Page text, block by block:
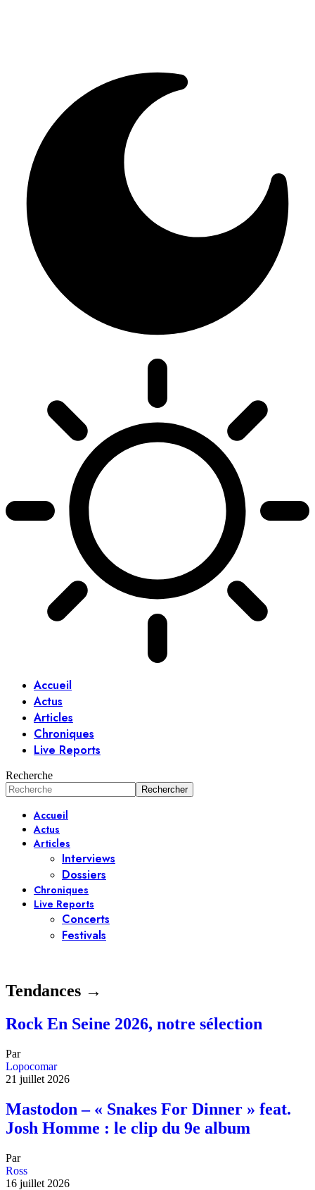
Accueil
Actus
Articles
Chroniques
Live Reports
Recherche
Accueil
Actus
Articles
Interviews
Dossiers
Chroniques
Live Reports
Concerts
Festivals
Tendances →
Rock En Seine 2026, notre sélection
Par
Lopocomar
21 juillet 2026
Mastodon – « Snakes For Dinner » feat.
Josh Homme : le clip du 9e album
Par
Ross
16 juillet 2026